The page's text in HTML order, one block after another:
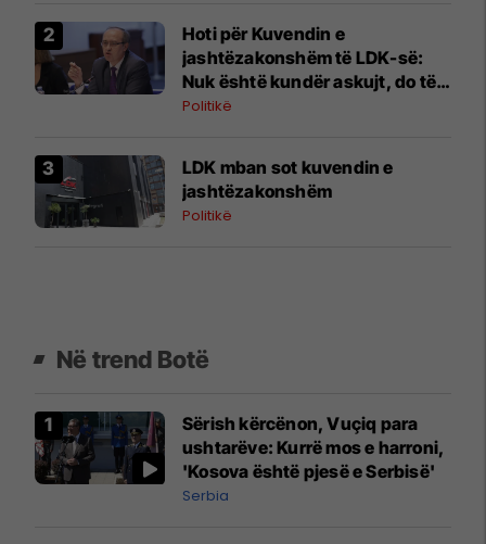
Hoti për Kuvendin e
jashtëzakonshëm të LDK-së:
Nuk është kundër askujt, do të
dalim më të fortë
Politikë
LDK mban sot kuvendin e
jashtëzakonshëm
Politikë
Në trend Botë
Sërish kërcënon, Vuçiq para
ushtarëve: Kurrë mos e harroni,
'Kosova është pjesë e Serbisë'
Serbia